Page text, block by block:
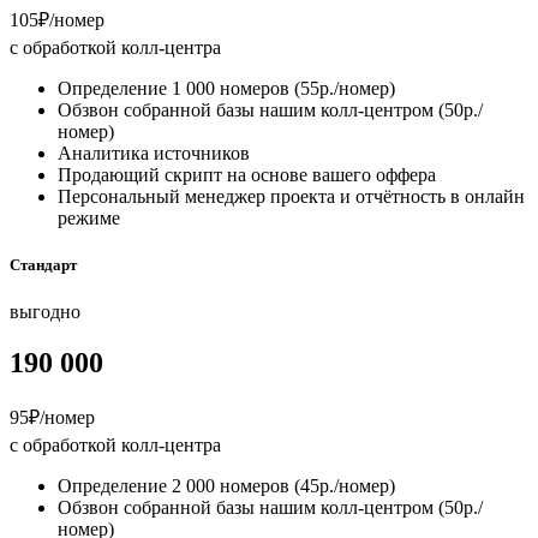
105₽/номер
с обработкой колл-центра
Определение 1 000 номеров (55р./номер)
Обзвон собранной базы нашим колл-центром (50р./
номер)
Аналитика источников
Продающий скрипт на основе вашего оффера
Персональный менеджер проекта и отчётность в онлайн
режиме
Стандарт
выгодно
190 000
95₽/номер
с обработкой колл-центра
Определение 2 000 номеров (45р./номер)
Обзвон собранной базы нашим колл-центром (50р./
номер)